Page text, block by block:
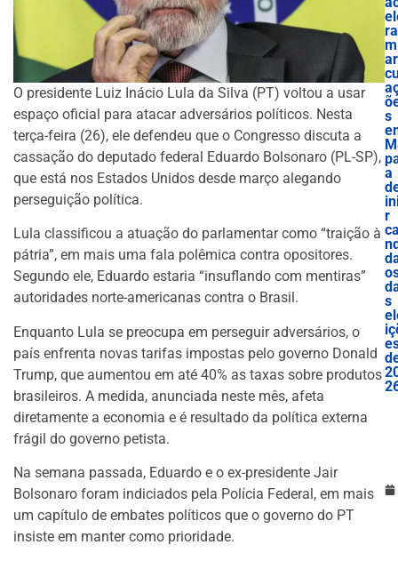
O presidente Luiz Inácio Lula da Silva (PT) voltou a usar
espaço oficial para atacar adversários políticos. Nesta
terça-feira (26), ele defendeu que o Congresso discuta a
cassação do deputado federal Eduardo Bolsonaro (PL-SP),
que está nos Estados Unidos desde março alegando
perseguição política.
Lula classificou a atuação do parlamentar como “traição à
pátria”, em mais uma fala polêmica contra opositores.
Segundo ele, Eduardo estaria “insuflando com mentiras”
autoridades norte-americanas contra o Brasil.
Enquanto Lula se preocupa em perseguir adversários, o
país enfrenta novas tarifas impostas pelo governo Donald
Trump, que aumentou em até 40% as taxas sobre produtos
brasileiros. A medida, anunciada neste mês, afeta
diretamente a economia e é resultado da política externa
frágil do governo petista.
Na semana passada, Eduardo e o ex-presidente Jair
Bolsonaro foram indiciados pela Polícia Federal, em mais
um capítulo de embates políticos que o governo do PT
insiste em manter como prioridade.
ra
m
s
a
r
s